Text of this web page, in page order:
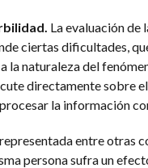
La evaluación de
ciertas dificultades,
la naturaleza del
directamente sobre
la información
entre otras
persona sufra un